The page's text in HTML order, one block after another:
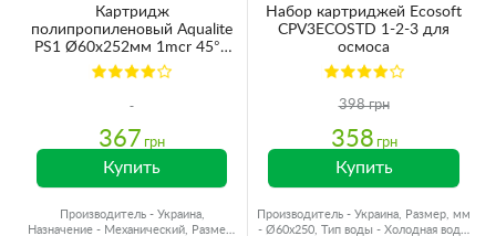
Картридж
полипропиленовый Aqualite
PS1 Ø60x252мм 1mcr 45°C
(очистка от механических
примесей) (упаковка 8шт)
367 грн
Купить
Производитель - Украина,
Назначение - Механический, Размер,
Набор картриджей Ecosoft
CPV3ECOSTD 1-2-3 для
осмоса
398 грн
358 грн
Купить
Производитель - Украина, Размер, мм
- Ø60x250, Тип воды - Холодная вода,